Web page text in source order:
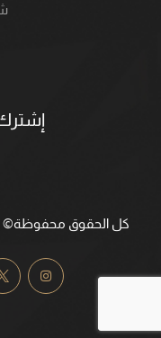
كل الحقوق محفوظة©